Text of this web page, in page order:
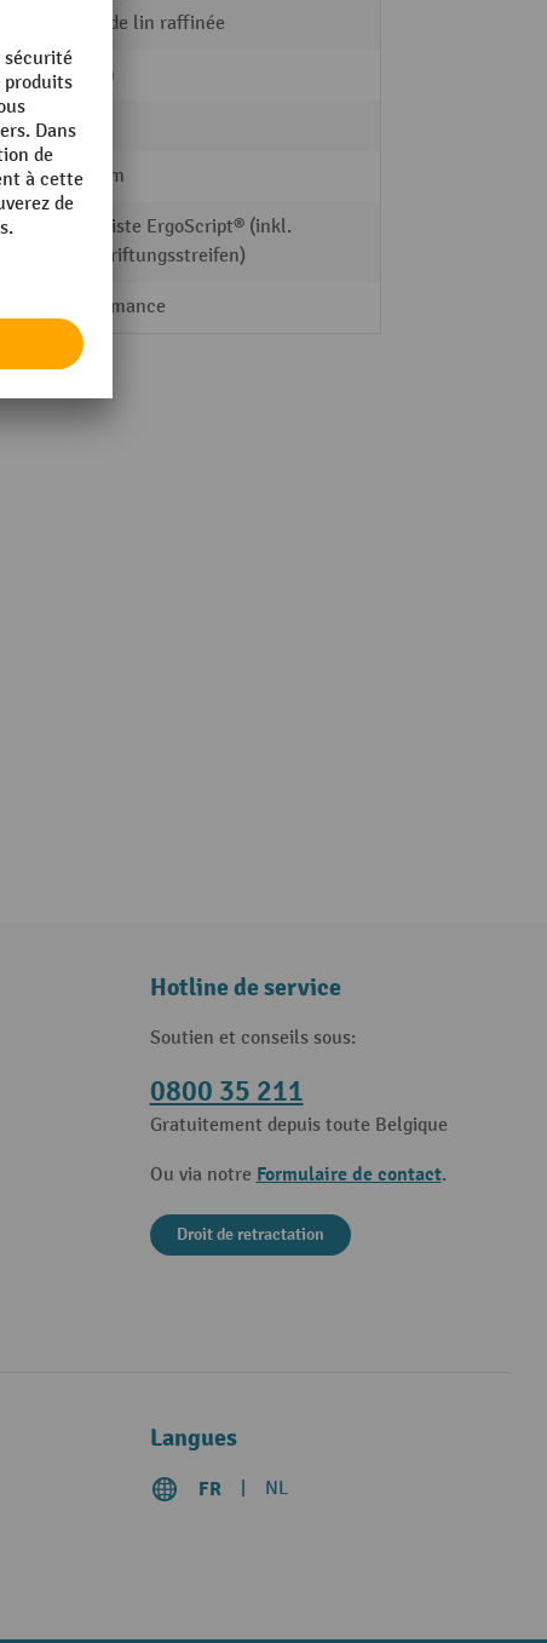
Huile de lin raffinée
40 mm
115 kg
700 mm
Griffleiste ErgoScript® (inkl.
Beschriftungsstreifen)
Performance
Hotline de service
Soutien et conseils sous:
0800 35 211
Gratuitement depuis toute Belgique
Ou via notre Formulaire de contact.
Droit de retractation
Langues
FR NL